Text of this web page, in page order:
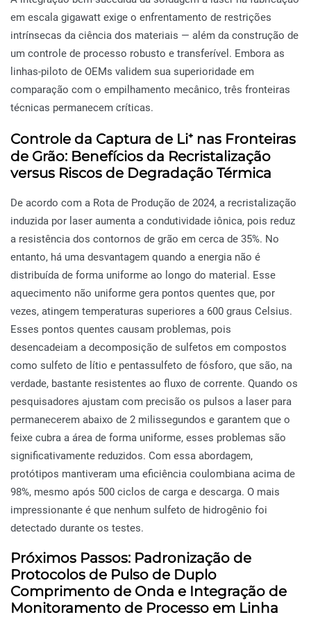
em escala gigawatt exige o enfrentamento de restrições
intrínsecas da ciência dos materiais — além da construção de
um controle de processo robusto e transferível. Embora as
linhas-piloto de OEMs validem sua superioridade em
comparação com o empilhamento mecânico, três fronteiras
técnicas permanecem críticas.
Controle da Captura de Li⁺ nas Fronteiras
de Grão: Benefícios da Recristalização
versus Riscos de Degradação Térmica
De acordo com a Rota de Produção de 2024, a recristalização
induzida por laser aumenta a condutividade iônica, pois reduz
a resistência dos contornos de grão em cerca de 35%. No
entanto, há uma desvantagem quando a energia não é
distribuída de forma uniforme ao longo do material. Esse
aquecimento não uniforme gera pontos quentes que, por
vezes, atingem temperaturas superiores a 600 graus Celsius.
Esses pontos quentes causam problemas, pois
desencadeiam a decomposição de sulfetos em compostos
como sulfeto de lítio e pentassulfeto de fósforo, que são, na
verdade, bastante resistentes ao fluxo de corrente. Quando os
pesquisadores ajustam com precisão os pulsos a laser para
permanecerem abaixo de 2 milissegundos e garantem que o
feixe cubra a área de forma uniforme, esses problemas são
significativamente reduzidos. Com essa abordagem,
protótipos mantiveram uma eficiência coulombiana acima de
98%, mesmo após 500 ciclos de carga e descarga. O mais
impressionante é que nenhum sulfeto de hidrogênio foi
detectado durante os testes.
Próximos Passos: Padronização de
Protocolos de Pulso de Duplo
Comprimento de Onda e Integração de
Monitoramento de Processo em Linha